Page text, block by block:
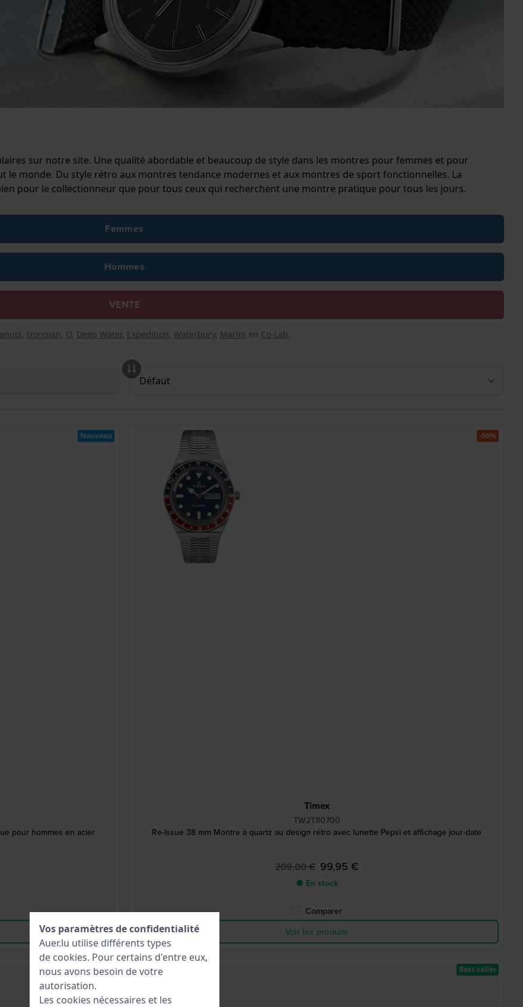
sur notre site. Une qualité abordable et beaucoup de style dans les montres pour femmes et pour
monde. Du style rétro aux montres tendance modernes et aux montres de sport fonctionnelles. La
pour le collectionneur que pour tous ceux qui recherchent une montre pratique pour tous les jours.
Femmes
Hommes
VENTE
, Ironman, Q, Deep Water, Expedition, Waterbury, Marlin en Co-Lab.
pour hommes en acier
Nouveau
Timex
TW2T80700
Re-Issue 38 mm Montre à quartz au design rétro avec lunette Pepsi et affichage jour-date
209,00 € 99,95 €
● En stock
Comparer
Voir les produits
-50%
-75% Best-seller
Vos paramètres de confidentialité
Auer.lu utilise différents types
de cookies. Pour certains d'entre eux,
nous avons besoin de votre
autorisation.
Les cookies nécessaires et les